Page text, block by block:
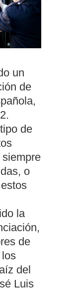
un
de
de
o
la
de
del
Luis